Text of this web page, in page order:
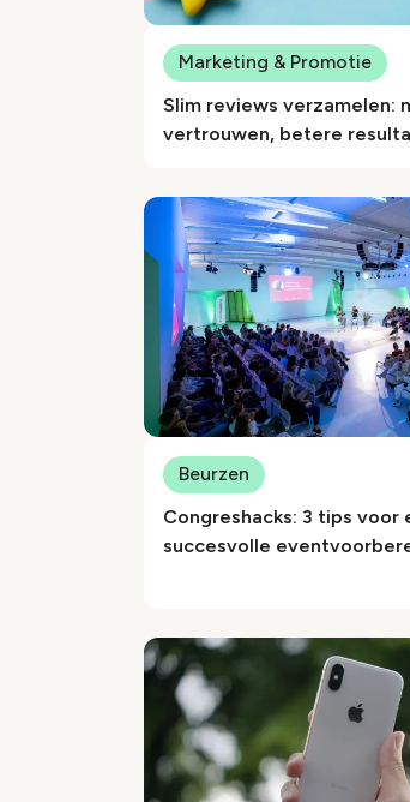
Slim reviews verzamelen:
vertrouwen, betere
Marketing & Promotie
Congreshacks: 3 tips voor
succesvolle
Beurzen